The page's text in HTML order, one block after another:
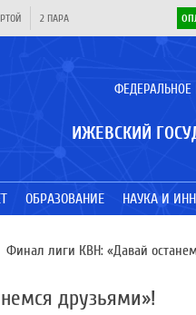
2 ПАРА
ФЕДЕРАЛЬНОЕ
ИЖЕВСКИЙ
ОБРАЗОВАНИЕ НАУКА И
Финал лиги КВН: «Давай
друзьями»!